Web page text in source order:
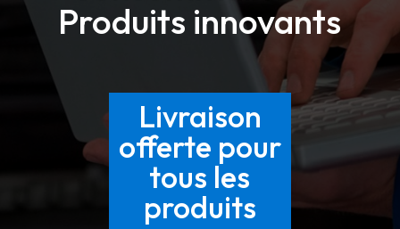
Produits innovants
Livraison
offerte pour
tous les
produits